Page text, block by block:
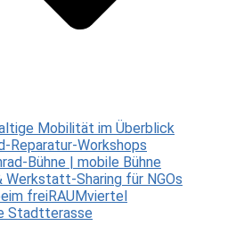
Mobilität im Überblick
Reparatur-Workshops
Bühne | mobile Bühne
Werkstatt-Sharing für NGOs
freiRAUMviertel
Stadtterasse